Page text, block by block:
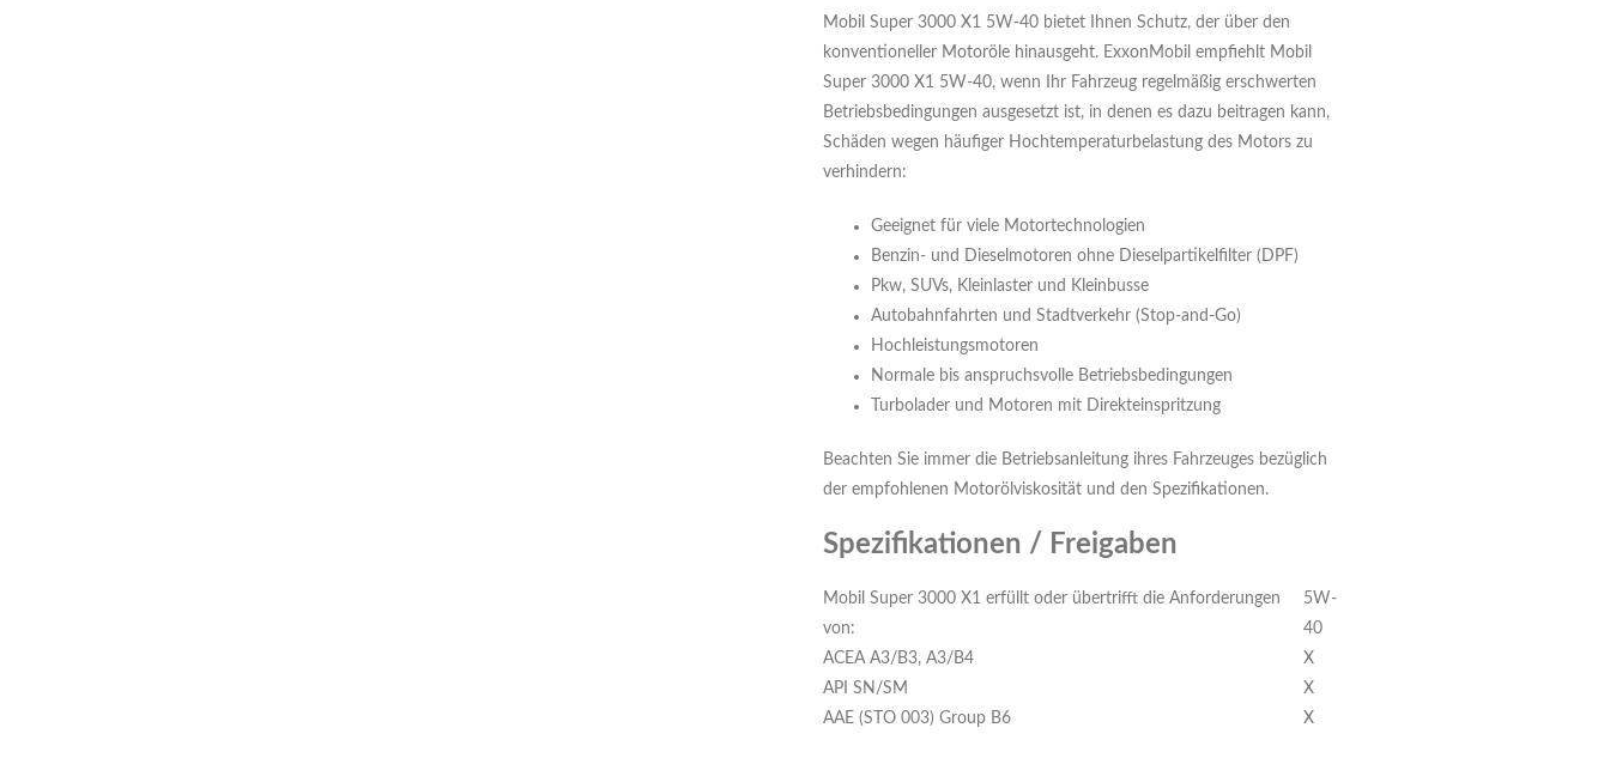
Mobil Super 3000 X1 5W-40 bietet Ihnen Schutz, der über den
konventioneller Motoröle hinausgeht. ExxonMobil empfiehlt Mobil
Super 3000 X1 5W-40, wenn Ihr Fahrzeug regelmäßig erschwerten
Betriebsbedingungen ausgesetzt ist, in denen es dazu beitragen kann,
Schäden wegen häufiger Hochtemperaturbelastung des Motors zu
verhindern:
Geeignet für viele Motortechnologien
Benzin- und Dieselmotoren ohne Dieselpartikelfilter (DPF)
Pkw, SUVs, Kleinlaster und Kleinbusse
Autobahnfahrten und Stadtverkehr (Stop-and-Go)
Hochleistungsmotoren
Normale bis anspruchsvolle Betriebsbedingungen
Turbolader und Motoren mit Direkteinspritzung
Beachten Sie immer die Betriebsanleitung ihres Fahrzeuges bezüglich
der empfohlenen Motorölviskosität und den Spezifikationen.
Spezifikationen / Freigaben
Mobil Super 3000 X1 erfüllt oder übertrifft die Anforderungen
von:
5W-
40
ACEA A3/B3, A3/B4
X
API SN/SM
X
AAE (STO 003) Group B6
X